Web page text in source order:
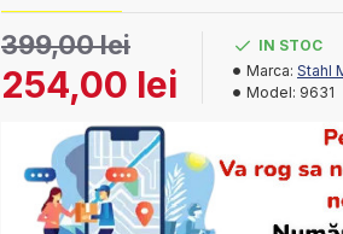
399,00 lei
254,00 lei
IN STOC
Marca: Stahl
Model: 9631